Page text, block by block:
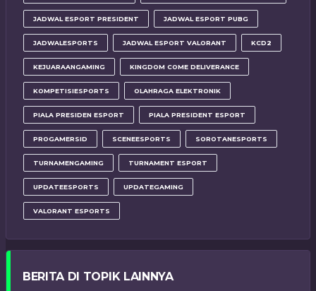
JADWAL ESPORT PRESIDENT JADWAL ESPORT PUBG
JADWALESPORTS JADWAL ESPORT VALORANT KCD2
KEJUARAANGAMING KINGDOM COME DELIVERANCE
KOMPETISIESPORTS OLAHRAGA ELEKTRONIK
PIALA PRESIDEN ESPORT PIALA PRESIDENT ESPORT
PROGAMERSID SCENEESPORTS SOROTANESPORTS
TURNAMENGAMING TURNAMENT ESPORT
UPDATEESPORTS UPDATEGAMING
VALORANT ESPORTS
BERITA DI TOPIK LAINNYA